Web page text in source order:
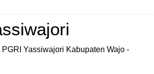
Yassiwajori Kabupaten Wajo -